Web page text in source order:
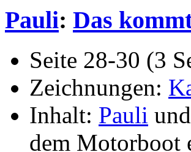
Pauli: Das
Seite 28-30 (3
Zeichnungen:
Inhalt: Pauli und
dem Motorboot